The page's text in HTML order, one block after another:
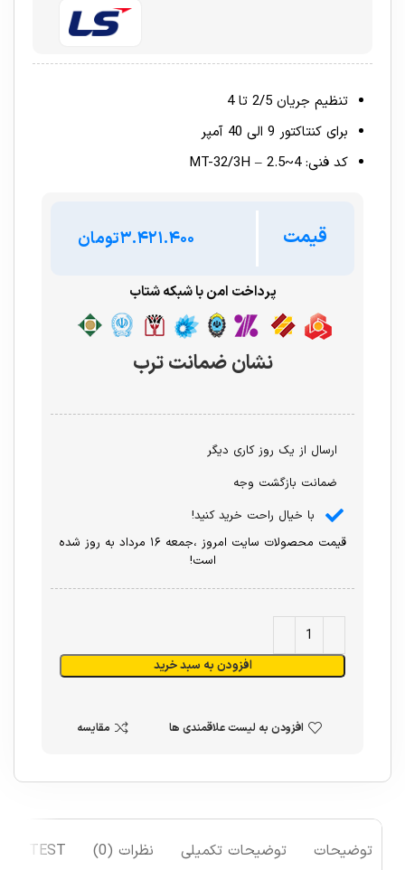
تنظیم جریان 2/5 تا 4
برای کنتاکتور 9 الی 40 آمپر
کد فنی: MT-32/3H – 2.5~4
قیمت تومان
پرداخت امن با شبکه شتاب
نشان ضمانت ترب
ارسال از یک روز کاری دیگر
ضمانت بازگشت وجه
با خیال راحت خرید کنید!
قیمت محصولات سایت امروز ،جمعه ۱۶ مرداد به روز شده
است!
افزودن به سبد خرید
افزودن به لیست علاقمندی ها مقایسه
توضیحات توضیحات تکمیلی نظرات (0) TEST